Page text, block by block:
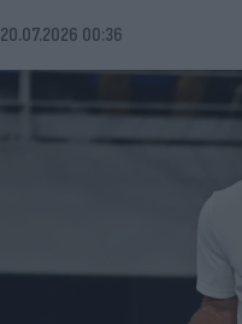
20.07.2026 00:36